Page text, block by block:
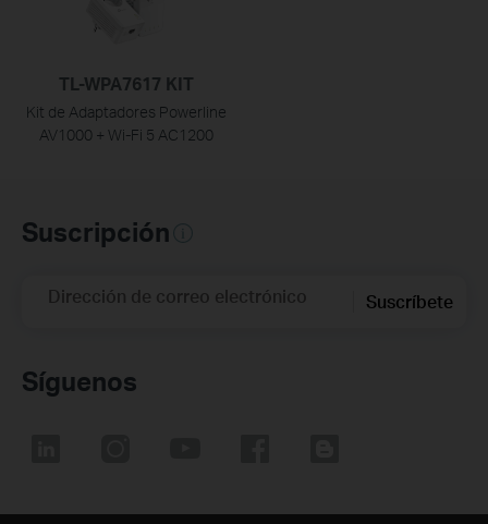
TL-WPA7617 KIT
Kit de Adaptadores Powerline
AV1000 + Wi-Fi 5 AC1200
Suscripción
Dirección de correo electrónico Suscríbete
Síguenos